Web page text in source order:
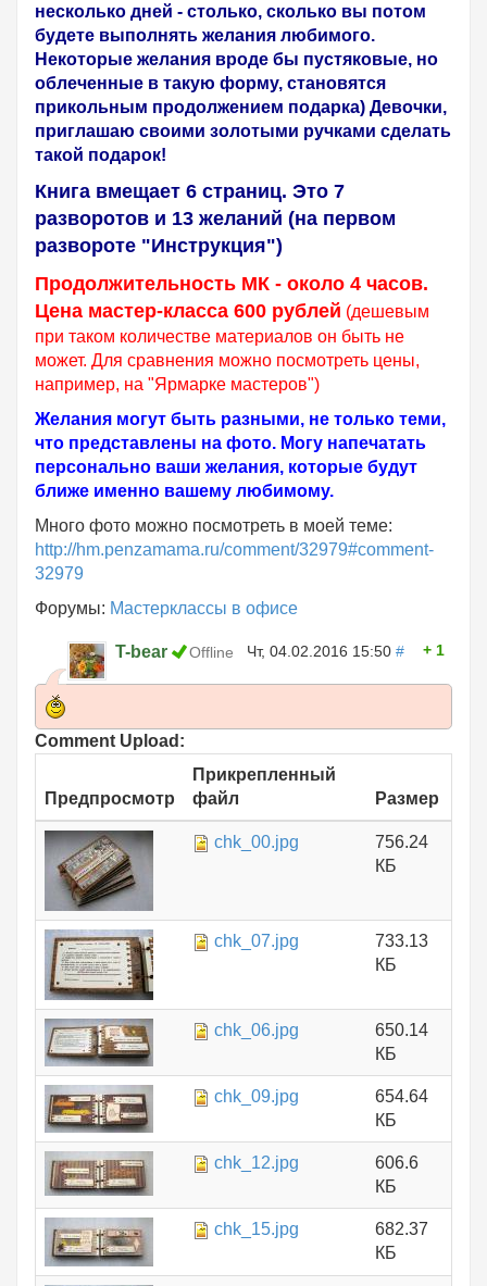
несколько дней - столько, сколько вы потом
будете выполнять желания любимого.
Некоторые желания вроде бы пустяковые, но
облеченные в такую форму, становятся
прикольным продолжением подарка) Девочки,
приглашаю своими золотыми ручками сделать
такой подарок!
Книга вмещает 6 страниц. Это 7
разворотов и 13 желаний (на первом
развороте "Инструкция")
Продолжительность МК - около 4 часов.
Цена мастер-класса 600 рублей (дешевым
при таком количестве материалов он быть не
может. Для сравнения можно посмотреть цены,
например, на "Ярмарке мастеров")
Желания могут быть разными, не только теми,
что представлены на фото. Могу напечатать
персонально ваши желания, которые будут
ближе именно вашему любимому.
Много фото можно посмотреть в моей теме:
http://hm.penzamama.ru/comment/32979#comment-
32979
Форумы: Мастерклассы в офисе
T-bear Offline Чт, 04.02.2016 15:50 # 1
Comment Upload:
Предпросмотр
Прикрепленный
файл
Размер
chk_00.jpg
756.24
КБ
chk_07.jpg
733.13
КБ
chk_06.jpg
650.14
КБ
chk_09.jpg
654.64
КБ
chk_12.jpg
606.6
КБ
chk_15.jpg
682.37
КБ